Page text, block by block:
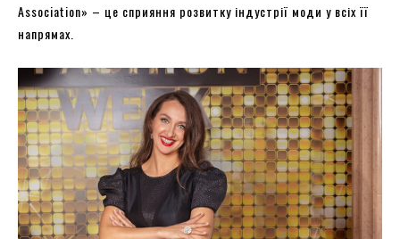
Association» – це сприяння розвитку індустрії моди у всіх її
напрямах.